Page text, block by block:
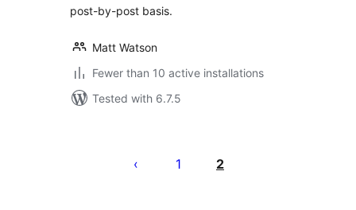
post-by-post basis.
Matt Watson
Fewer than 10 active installations
Tested with 6.7.5
1 2